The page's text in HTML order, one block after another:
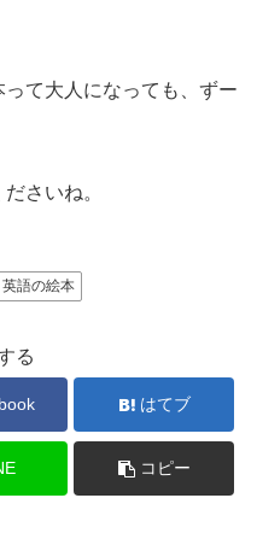
て大人になっても、ずー
さいね。
英語の絵本
る
はてブ
コピー